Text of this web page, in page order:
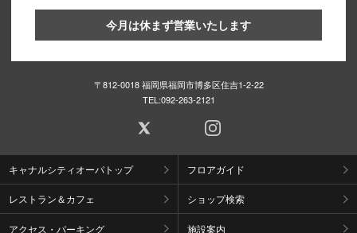
今月は休まず営業いたします
〒812-0018 福岡県福岡市博多区住吉1-2-22
TEL:092-263-2121
キャナルシティオーパトップ フロアガイド
レストラン＆カフェ ショップ検索
アクセス・パーキング 施設案内